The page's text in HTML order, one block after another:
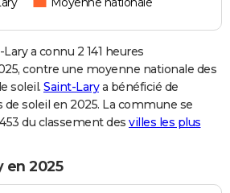
a connu 2 141 heures
contre une moyenne nationale des
soleil. Saint-Larya bénéficié de
de soleil en 2025. La commune se
du classement des villes les plus
en 2025